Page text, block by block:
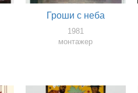
Гроши с неба
1981
монтажер